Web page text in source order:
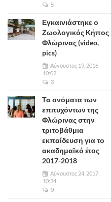
5
Εγκαινιάστηκε ο
Ζωολογικός Κήπος
Φλώρινας (video,
pics)
Αύγουστος 19, 2016
10:02
3
Τα ονόματα των
επιτυχόντων της
Φλώρινας στην
τριτοβάθμια
εκπαίδευση για το
ακαδημαϊκό έτος
2017-2018
Αύγουστος 24, 2017
10:34
0